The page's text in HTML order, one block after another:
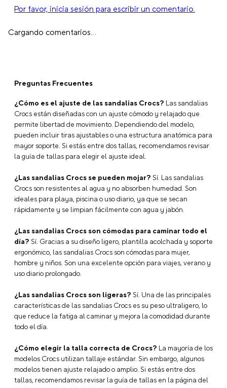
Por favor, inicia sesión para escribir un comentario.
Cargando comentarios…
Preguntas Frecuentes
¿Cómo es el ajuste de las sandalias Crocs? Las sandalias
Crocs están diseñadas con un ajuste cómodo y relajado que
permite libertad de movimiento. Dependiendo del modelo,
pueden incluir tiras ajustables o una estructura anatómica para
mayor soporte. Si estás entre dos tallas, recomendamos revisar
la guía de tallas para elegir el ajuste ideal.
¿Las sandalias Crocs se pueden mojar? Sí. Las sandalias
Crocs son resistentes al agua y no absorben humedad. Son
ideales para playa, piscina o uso diario, ya que se secan
rápidamente y se limpian fácilmente con agua y jabón.
¿Las sandalias Crocs son cómodas para caminar todo el
día? Sí. Gracias a su diseño ligero, plantilla acolchada y soporte
ergonómico, las sandalias Crocs son cómodas para mujer,
hombre y niños. Son una excelente opción para viajes, verano y
uso diario prolongado.
¿Las sandalias Crocs son ligeras? Sí. Una de las principales
características de las sandalias Crocs es su peso ultraligero, lo
que reduce la fatiga al caminar y mejora la comodidad durante
todo el día.
¿Cómo elegir la talla correcta de Crocs? La mayoría de los
modelos Crocs utilizan tallaje estándar. Sin embargo, algunos
modelos tienen ajuste relajado o amplio. Si estás entre dos
tallas, recomendamos revisar la guía de tallas en la página del